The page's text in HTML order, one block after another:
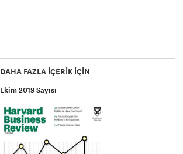
DAHA FAZLA IÇERIK IÇIN
Ekim 2019 Sayısı